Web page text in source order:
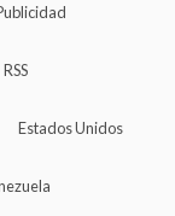
RSS
Estados Unidos